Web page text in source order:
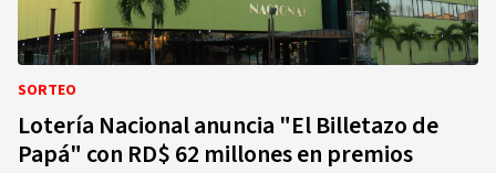
SORTEO
Lotería Nacional anuncia "El Billetazo de
Papá" con RD$ 62 millones en premios